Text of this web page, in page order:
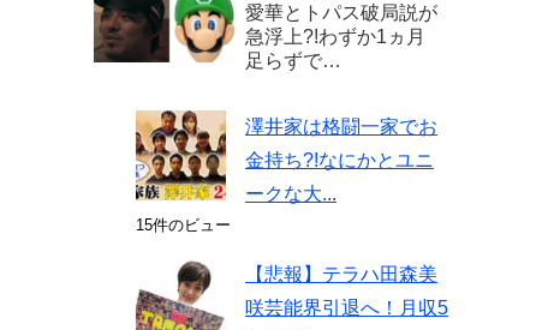
愛華とトパス破局説が
急浮上?!わずか1ヵ月
足らずで…
澤井家は格闘一家でお
金持ち?!なにかとユニ
ークな大...
15件のビュー
【悲報】テラハ田森美
咲芸能界引退へ！月収5